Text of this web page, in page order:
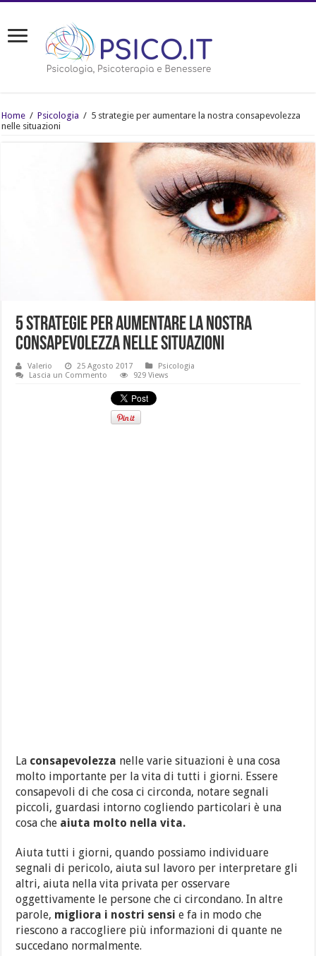
Home / Psicologia / 5 strategie per aumentare la nostra consapevolezza
nelle situazioni
5 strategie per aumentare la nostra
consapevolezza nelle situazioni
Valerio 25 Agosto 2017
Psicologia
Lascia un Commento
929 Views
La consapevolezza nelle varie situazioni è una cosa
molto importante per la vita di tutti i giorni. Essere
consapevoli di che cosa ci circonda, notare segnali
piccoli, guardasi intorno cogliendo particolari è una
cosa che aiuta molto nella vita.
Aiuta tutti i giorni, quando possiamo individuare
segnali di pericolo, aiuta sul lavoro per interpretare gli
altri, aiuta nella vita privata per osservare
oggettivamente le persone che ci circondano. In altre
parole, migliora i nostri sensie fa in modo che
riescono a raccogliere più informazioni di quante ne
succedano normalmente.